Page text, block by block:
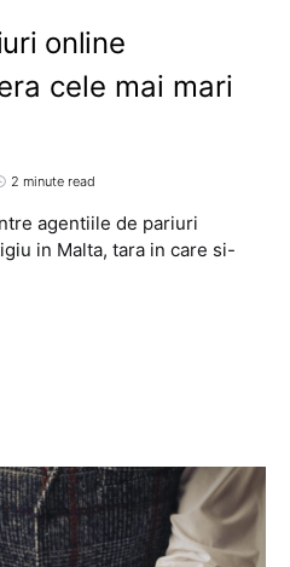
online
cele mai mari
2 minute read
agentiile de pariuri
in Malta, tara in care si-